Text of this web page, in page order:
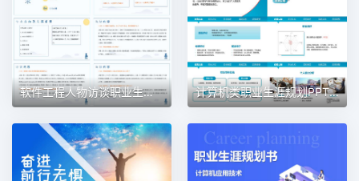
软件工程人物访谈职业生涯规划PPT模板 计算机类职业生涯规划PPT模板